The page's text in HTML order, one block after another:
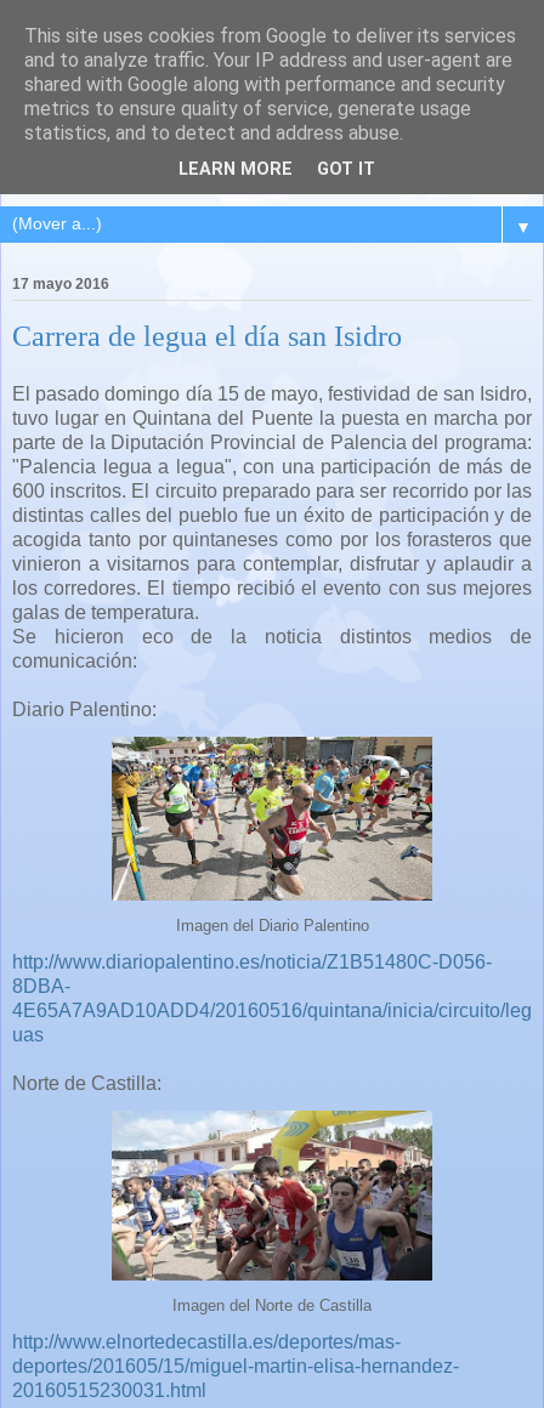
QUINTANA DEL PUENTE
(Palencia)
Pueblo del Cerrato palentino
▼
17 mayo 2016
Carrera de legua el día san Isidro
El pasado domingo día 15 de mayo, festividad de san Isidro,
tuvo lugar en Quintana del Puente la puesta en marcha por
parte de la Diputación Provincial de Palencia del programa:
"Palencia legua a legua", con una participación de más de
600 inscritos. El circuito preparado para ser recorrido por las
distintas calles del pueblo fue un éxito de participación y de
acogida tanto por quintaneses como por los forasteros que
vinieron a visitarnos para contemplar, disfrutar y aplaudir a
los corredores. El tiempo recibió el evento con sus mejores
galas de temperatura.
Se hicieron eco de la noticia distintos medios de
comunicación:
Diario Palentino:
Imagen del Diario Palentino
http://www.diariopalentino.es/noticia/Z1B51480C-D056-
8DBA-
4E65A7A9AD10ADD4/20160516/quintana/inicia/circuito/leg
uas
Norte de Castilla:
Imagen del Norte de Castilla
http://www.elnortedecastilla.es/deportes/mas-
deportes/201605/15/miguel-martin-elisa-hernandez-
20160515230031.html
This site uses cookies from Google to deliver its services
and to analyze traffic. Your IP address and user-agent are
shared with Google along with performance and security
metrics to ensure quality of service, generate usage
statistics, and to detect and address abuse.
LEARN MORE GOT IT